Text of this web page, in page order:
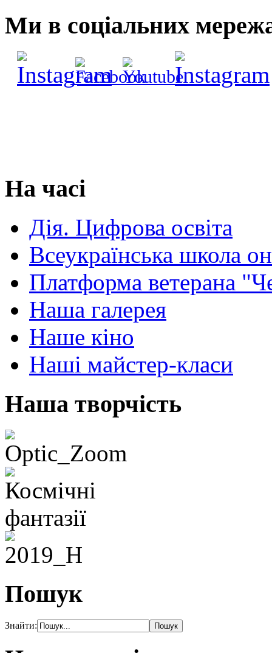
Ми в соціальних
На часі
Дія. Цифрова освіта
Всеукраїнська школа
Платформа ветерана
Наша галерея
Наше кіно
Наші майстер-класи
Наша творчість
Пошук
Знайти: